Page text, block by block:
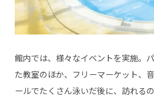
館内では、様々なイベントを実施。
た教室のほか、フリーマーケット、
ールでたくさん泳いだ後に、訪れる